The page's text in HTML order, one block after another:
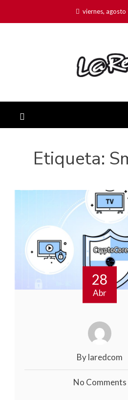
viernes, agosto
Etiqueta:
28
Abr
By laredcom
No Comments